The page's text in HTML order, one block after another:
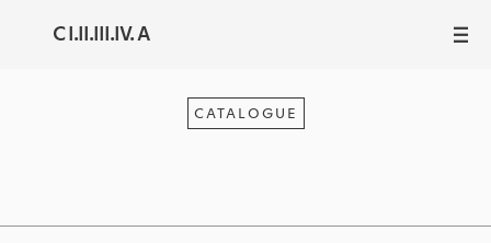
C I.II.III.IV. A III
CATALOGUE